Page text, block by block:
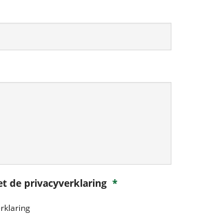
de privacyverklaring *